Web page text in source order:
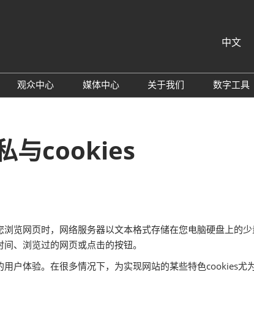
中文
English
包装创新论坛
观众中心
展商名单
媒体中心
下载中心
关于我们
数字工具
与cookies
览网页时，网络服务器以文本格式存储在您电脑硬盘上的
、浏览过的网页或点击的按钮。
户体验。在很多情况下，为实现网站的某些特色cookies尤为